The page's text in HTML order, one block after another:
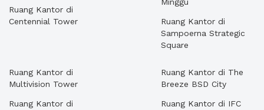
Ruang Kantor di
Centennial Tower
Ruang Kantor di
Sampoerna Strategic
Square
Ruang Kantor di
Multivision Tower
Ruang Kantor di
Ruang Kantor di The
Breeze BSD City
Ruang Kantor di IFC